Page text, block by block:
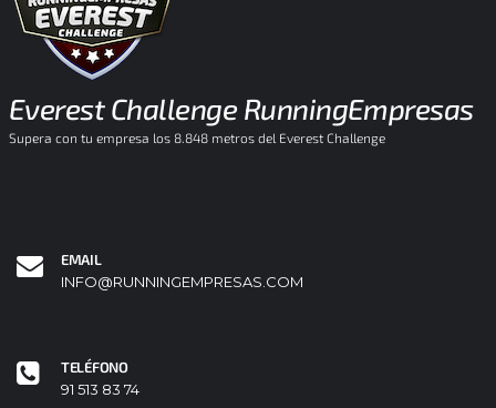
Everest Challenge RunningEmpresas
Supera con tu empresa los 8.848 metros del Everest Challenge
EMAIL
INFO@RUNNINGEMPRESAS.COM
TELÉFONO
91 513 83 74